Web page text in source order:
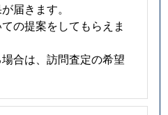
届きます。
の提案をしてもらえま
合は、訪問査定の希望